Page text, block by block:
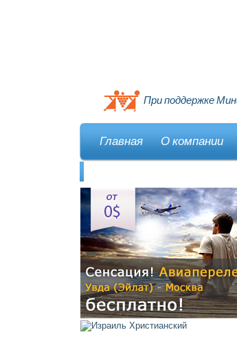
При поддержке
Главная О компании